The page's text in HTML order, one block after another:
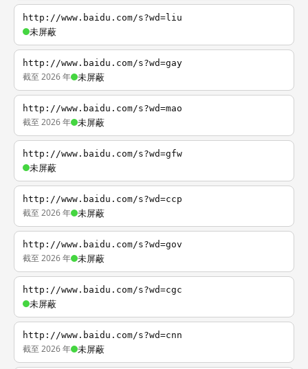
http://www.baidu.com/s?wd=liu
未屏蔽
http://www.baidu.com/s?wd=gay
截至 2026 年 未屏蔽
http://www.baidu.com/s?wd=mao
截至 2026 年 未屏蔽
http://www.baidu.com/s?wd=gfw
未屏蔽
http://www.baidu.com/s?wd=ccp
截至 2026 年 未屏蔽
http://www.baidu.com/s?wd=gov
截至 2026 年 未屏蔽
http://www.baidu.com/s?wd=cgc
未屏蔽
http://www.baidu.com/s?wd=cnn
截至 2026 年 未屏蔽